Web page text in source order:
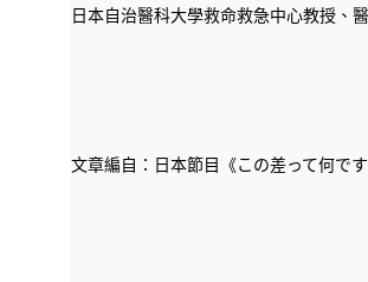
日本自治醫科大學救命救急中心教授、
文章編自：日本節目《この差って何で